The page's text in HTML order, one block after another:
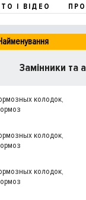
І ВІДЕО
Замінники та
колодок,
колодок,
колодок,